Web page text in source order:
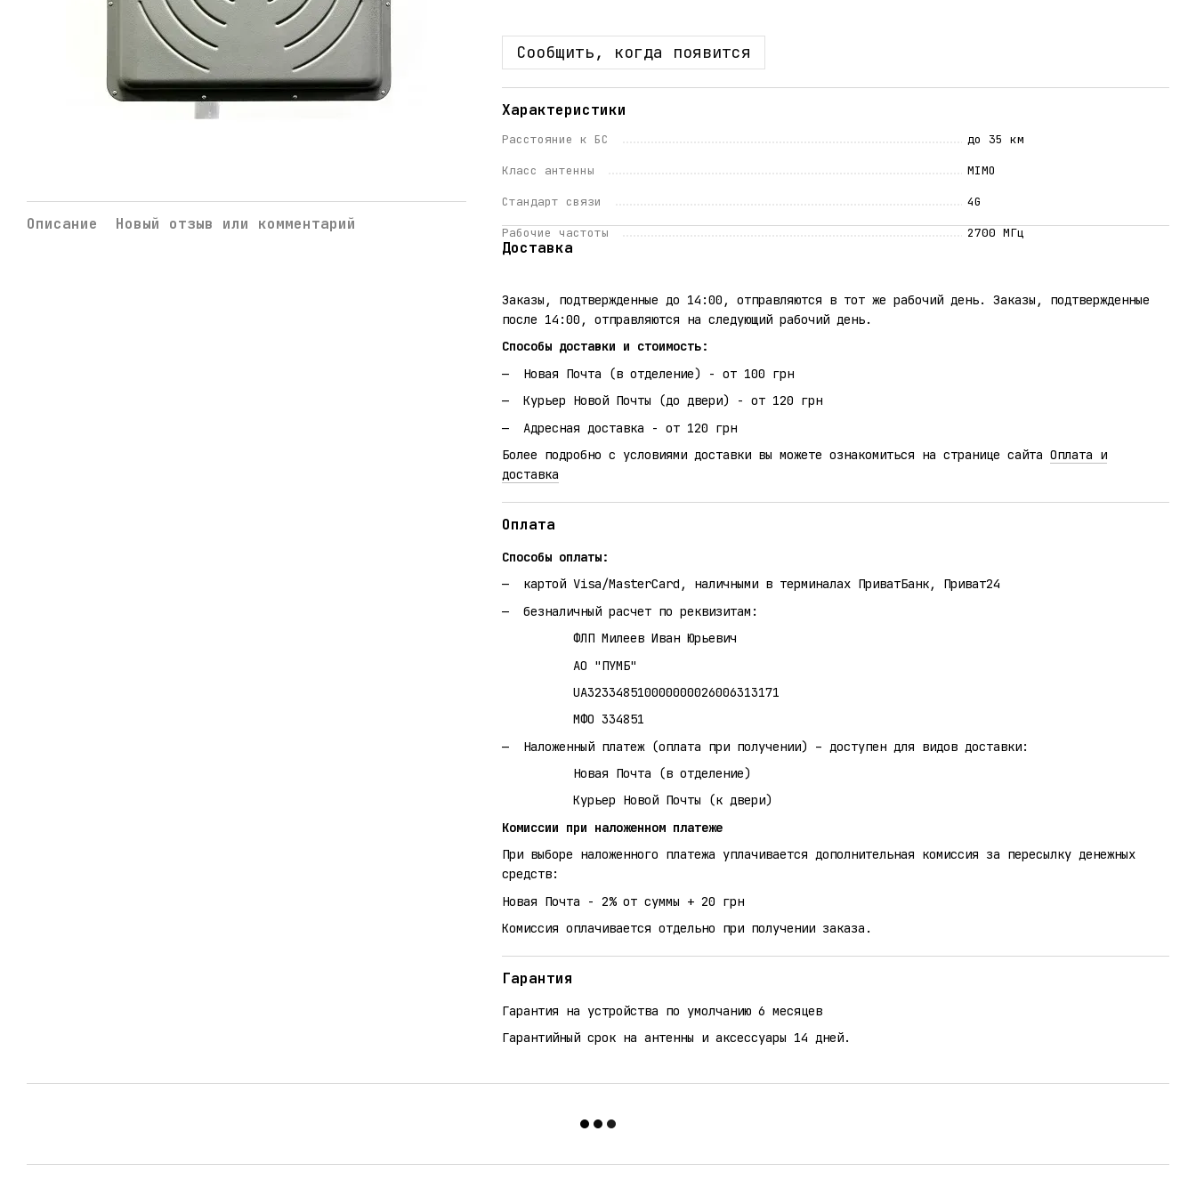
Описание Новый отзыв или комментарий
Сообщить, когда появится
Характеристики
Расстояние к БС до 35 км
Класс антенны MIMO
Стандарт связи 4G
Рабочие частоты 2700 МГц
Доставка
Заказы, подтвержденные до 14:00, отправляются в тот же рабочий день. Заказы, подтвержденные
после 14:00, отправляются на следующий рабочий день.
Способы доставки и стоимость:
Новая Почта (в отделение) - от 100 грн
Курьер Новой Почты (до двери) - от 120 грн
Адресная доставка - от 120 грн
Более подробно с условиями доставки вы можете ознакомиться на странице сайта Оплата и
доставка
Оплата
Способы оплаты:
картой Visa/MasterCard, наличными в терминалах ПриватБанк, Приват24
безналичный расчет по реквизитам:
ФЛП Милеев Иван Юрьевич
АО "ПУМБ"
UA323348510000000026006313171
МФО 334851
Наложенный платеж (оплата при получении) – доступен для видов доставки:
Новая Почта (в отделение)
Курьер Новой Почты (к двери)
Комиссии при наложенном платеже
При выборе наложенного платежа уплачивается дополнительная комиссия за пересылку денежных
средств:
Новая Почта - 2% от суммы + 20 грн
Комиссия оплачивается отдельно при получении заказа.
Гарантия
Гарантия на устройства по умолчанию 6 месяцев
Гарантийный срок на антенны и аксессуары 14 дней.